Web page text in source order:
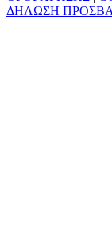
ΔΗΛΩΣΗ